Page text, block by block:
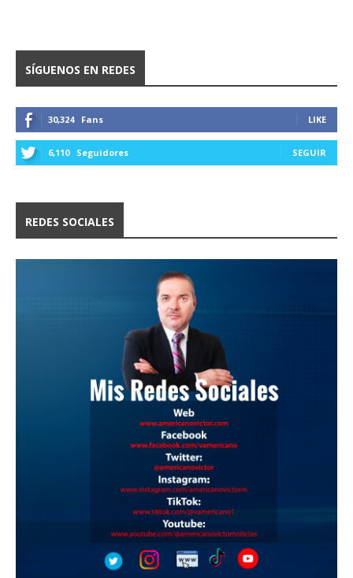
SÍGUENOS EN REDES
30,324 Fans LIKE
6,110 Seguidores SEGUIR
REDES SOCIALES